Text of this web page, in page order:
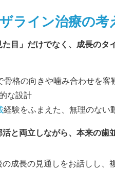
ライン治療の考
た目」だけでなく、成長の
骨格の向きや噛み合わせを客
な設計
経験をふまえた、無理のない
活と両立しながら、本来の歯
成長の見通しをお話しし、